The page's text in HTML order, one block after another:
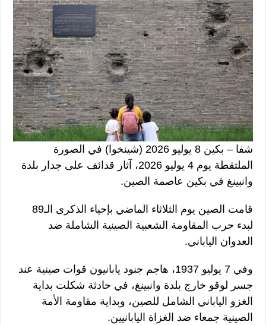
شفا – بكين 8 يوليو 2026 (شينخوا) في الصورة
الملتقطة يوم 4 يوليو 2026، آثار قذائف على جدار بلدة
وانبينغ في بكين عاصمة الصين.
قامت الصين يوم الثلاثاء الماضي بإحياء الذكرى الـ89
لبدء حرب المقاومة الشعبية الصينية الشاملة ضد
العدوان الياباني.
وفي 7 يوليو 1937، هاجم جنود يابانيون قوات صينية عند
جسر لوقو خارج بلدة وانبينغ، في حادثة شكلت بداية
الغزو الياباني الشامل للصين، وبداية مقاومة الأمة
الصينية جمعاء ضد الغزاة اليابانيين.